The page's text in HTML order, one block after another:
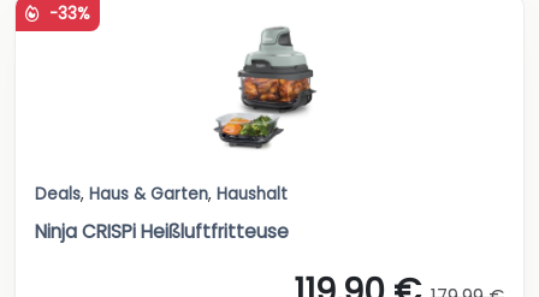
-33%
Deals, Haus & Garten, Haushalt
Ninja CRISPi Heißluftfritteuse